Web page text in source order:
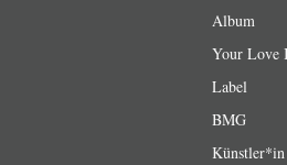
Album
Your Love
Label
BMG
Künstler*in